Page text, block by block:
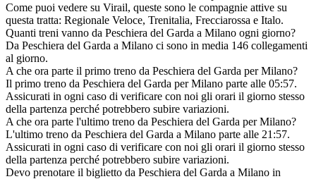
Come puoi vedere su Virail, queste sono le compagnie attive su
questa tratta: Regionale Veloce, Trenitalia, Frecciarossa e Italo.
Quanti treni vanno da Peschiera del Garda a Milano ogni giorno?
Da Peschiera del Garda a Milano ci sono in media 146 collegamenti
al giorno.
A che ora parte il primo treno da Peschiera del Garda per Milano?
Il primo treno da Peschiera del Garda per Milano parte alle 05:57.
Assicurati in ogni caso di verificare con noi gli orari il giorno stesso
della partenza perché potrebbero subire variazioni.
A che ora parte l'ultimo treno da Peschiera del Garda per Milano?
L'ultimo treno da Peschiera del Garda a Milano parte alle 21:57.
Assicurati in ogni caso di verificare con noi gli orari il giorno stesso
della partenza perché potrebbero subire variazioni.
Devo prenotare il biglietto da Peschiera del Garda a Milano in